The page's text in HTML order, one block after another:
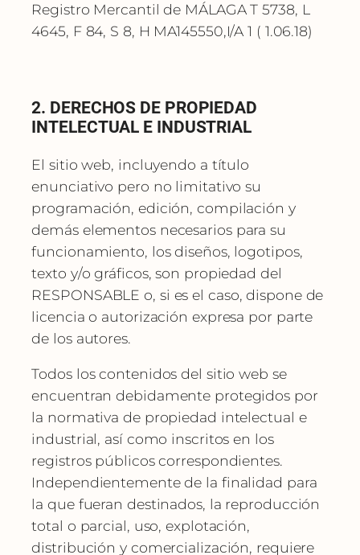
Registro Mercantil de MÁLAGA T 5738, L
4645, F 84, S 8, H MA145550,I/A 1 ( 1.06.18)
2. DERECHOS DE PROPIEDAD
INTELECTUAL E INDUSTRIAL
El sitio web, incluyendo a título
enunciativo pero no limitativo su
programación, edición, compilación y
demás elementos necesarios para su
funcionamiento, los diseños, logotipos,
texto y/o gráficos, son propiedad del
RESPONSABLE o, si es el caso, dispone de
licencia o autorización expresa por parte
de los autores.
Todos los contenidos del sitio web se
encuentran debidamente protegidos por
la normativa de propiedad intelectual e
industrial, así como inscritos en los
registros públicos correspondientes.
Independientemente de la finalidad para
la que fueran destinados, la reproducción
total o parcial, uso, explotación,
distribución y comercialización, requiere